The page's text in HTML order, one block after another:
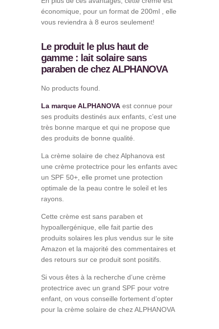
économique, pour un format de 200ml , elle
vous reviendra à 8 euros seulement!
Le produit le plus haut de
gamme : lait solaire sans
paraben de chez ALPHANOVA
No products found.
La marque ALPHANOVA est connue pour
ses produits destinés aux enfants, c’est une
très bonne marque et qui ne propose que
des produits de bonne qualité.
La crème solaire de chez Alphanova est
une crème protectrice pour les enfants avec
un SPF 50+, elle promet une protection
optimale de la peau contre le soleil et les
rayons.
Cette crème est sans paraben et
hypoallergénique, elle fait partie des
produits solaires les plus vendus sur le site
Amazon et la majorité des commentaires et
des retours sur ce produit sont positifs.
Si vous êtes à la recherche d’une crème
protectrice avec un grand SPF pour votre
enfant, on vous conseille fortement d’opter
pour la crème solaire de chez ALPHANOVA